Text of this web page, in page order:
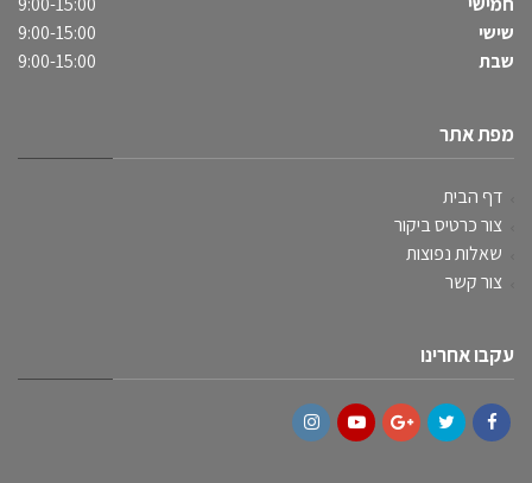
שישי
9:00-15:00
שבת
9:00-15:00
מפת אתר
דף הבית
צור כרטיס ביקור
שאלות נפוצות
צור קשר
עקבו אחרינו